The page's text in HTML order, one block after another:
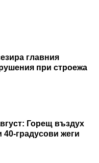
главния
при строежа
Горещ въздух
градусови жеги